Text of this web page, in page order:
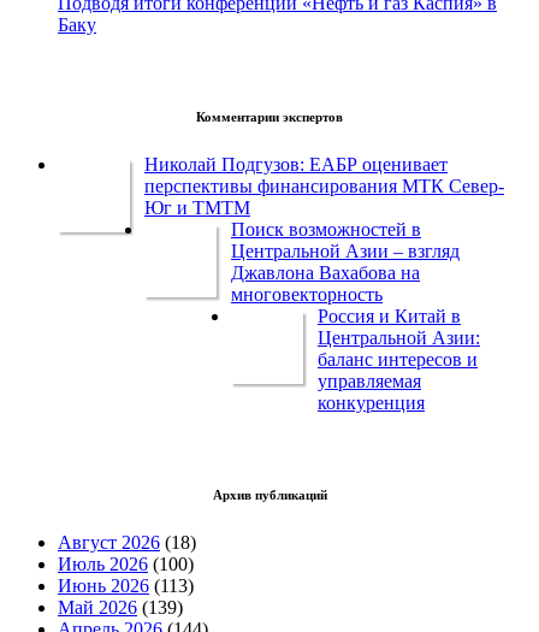
Баку
Комментарии экспертов
Николай Подгузов: ЕАБР оценивает
перспективы финансирования МТК Север-
Юг и ТМТМ
Поиск возможностей в
Центральной Азии – взгляд
Джавлона Вахабова на
многовекторность
Россия и Китай в
Центральной Азии:
баланс интересов и
управляемая
конкуренция
Архив публикаций
Август 2026 (18)
Июль 2026 (100)
Июнь 2026 (113)
Май 2026 (139)